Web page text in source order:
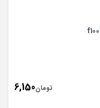
تومان6,150